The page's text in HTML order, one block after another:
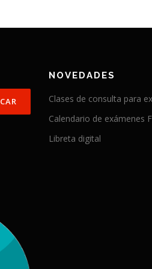
NOVEDADES
Clases de consulta para
Calendario de exámenes
Libreta digital